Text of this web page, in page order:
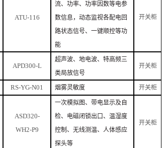
ATU-116
流、功率、功率因数等电参
数信息，动态监视各配电回
路状态信号、一键顺控等功
能
开关柜
APD300-L
超声波、地电波、特高频三
类局放信号
开关柜
RS-YG-N01 烟雾灵敏度 开关柜
ASD320-
WH2-P9
一次模拟图、带电显示及自
检、电磁闭锁出口、温湿度
控制、无线测温、人体感应
探头等
开关柜